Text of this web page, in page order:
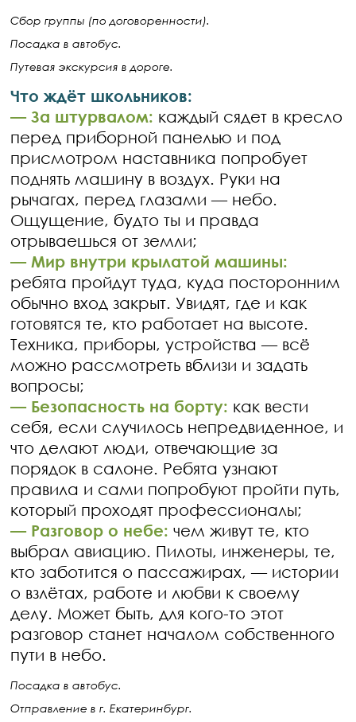
Сбор группы (по договоренности).
Посадка в автобус.
Путевая экскурсия в дороге.
Что ждёт школьников:
— За штурвалом: каждый сядет в кресло
перед приборной панелью и под
присмотром наставника попробует
поднять машину в воздух. Руки на
рычагах, перед глазами — небо.
Ощущение, будто ты и правда
отрываешься от земли;
— Мир внутри крылатой машины:
ребята пройдут туда, куда посторонним
обычно вход закрыт. Увидят, где и как
готовятся те, кто работает на высоте.
Техника, приборы, устройства — всё
можно рассмотреть вблизи и задать
вопросы;
— Безопасность на борту: как вести
себя, если случилось непредвиденное, и
что делают люди, отвечающие за
порядок в салоне. Ребята узнают
правила и сами попробуют пройти путь,
который проходят профессионалы;
— Разговор о небе:чем живут те, кто
выбрал авиацию. Пилоты, инженеры, те,
кто заботится о пассажирах, — истории
о взлётах, работе и любви к своему
делу. Может быть, для кого-то этот
разговор станет началом собственного
пути в небо.
Посадка в автобус.
Отправление в г. Екатеринбург.